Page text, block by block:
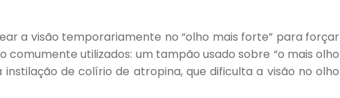
a visão temporariamente no “olho mais forte” para forçar
comumente utilizados: um tampão usado sobre “o mais olho
de colírio de atropina, que dificulta a visão no olho